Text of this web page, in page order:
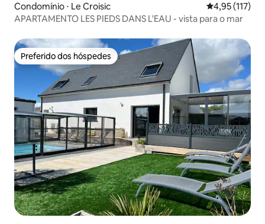
Condomínio ⋅ Le Croisic 4,95 de uma
4,95 (117)
APARTAMENTO LES PIEDS DANS L'EAU - vista para o mar
Preferido dos hóspedes
Preferido dos hóspedes